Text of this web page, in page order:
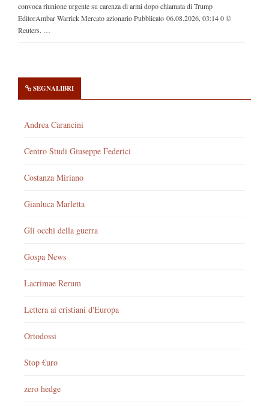
convoca riunione urgente su carenza di armi dopo chiamata di Trump
EditorAmbar Warrick Mercato azionario Pubblicato 06.08.2026, 03:14 0 ©
Reuters. …
SEGNALIBRI
Andrea Carancini
Centro Studi Giuseppe Federici
Costanza Miriano
Gianluca Marletta
Gli occhi della guerra
Gospa News
Lacrimae Rerum
Lettera ai cristiani d'Europa
Ortodossi
Stop €uro
zero hedge